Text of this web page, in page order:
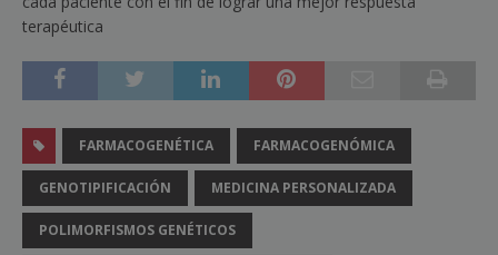
terapéutica
FARMACOGENÉTICA FARMACOGENÓMICA
GENOTIPIFICACIÓN MEDICINA PERSONALIZADA
POLIMORFISMOS GENÉTICOS